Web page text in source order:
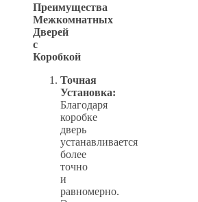
Преимущества
Межкомнатных
Дверей
с
Коробкой
Точная
Установка:
Благодаря
коробке
дверь
устанавливается
более
точно
и
равномерно.